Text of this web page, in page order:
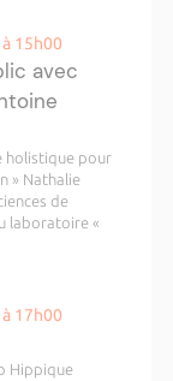
15h00
avec
holistique pour
» Nathalie
de
laboratoire «
17h00
Hippique